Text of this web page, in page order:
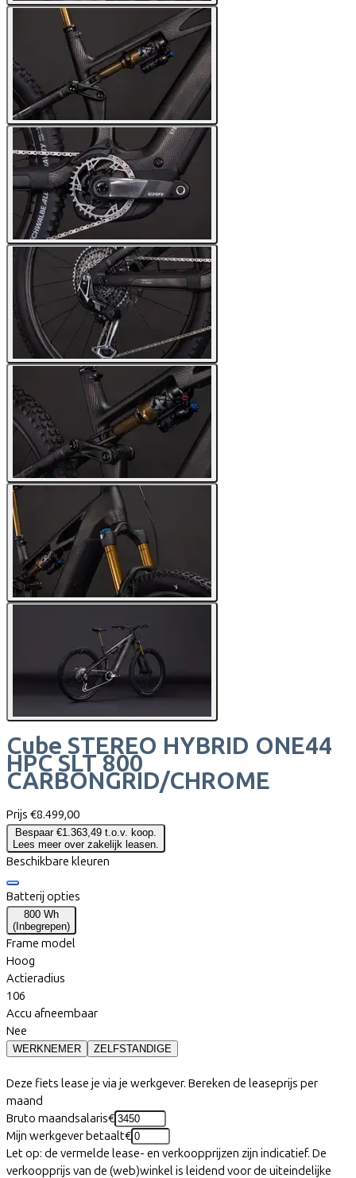
Cube STEREO HYBRID ONE44
HPC SLT 800
CARBONGRID/CHROME
Prijs €8.499,00
Bespaar €1.363,49 t.o.v. koop.
Lees meer over zakelijk leasen.
Beschikbare kleuren
Batterij opties
800 Wh
( Inbegrepen)
Frame model
Hoog
Actieradius
106
Accu afneembaar
Nee
WERKNEMER ZELFSTANDIGE
Deze fiets lease je via je werkgever. Bereken de leaseprijs per
maand
Bruto maandsalaris€
Mijn werkgever betaalt€
Let op: de vermelde lease- en verkoopprijzen zijn indicatief. De
verkoopprijs van de (web)winkel is leidend voor de uiteindelijke